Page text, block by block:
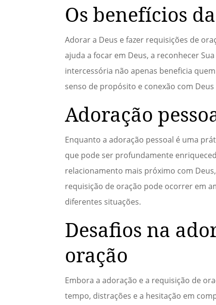
Os benefícios
Adorar a Deus e fazer requisições de
ajuda a focar em Deus, a reconhecer
intercessória não apenas beneficia
senso de propósito e conexão com
Adoração
Enquanto a adoração pessoal é uma
que pode ser profundamente
relacionamento mais próximo com
requisição de oração pode ocorrer em
diferentes situações.
Desafios na
oração
Embora a adoração e a requisição de
tempo, distrações e a hesitação em